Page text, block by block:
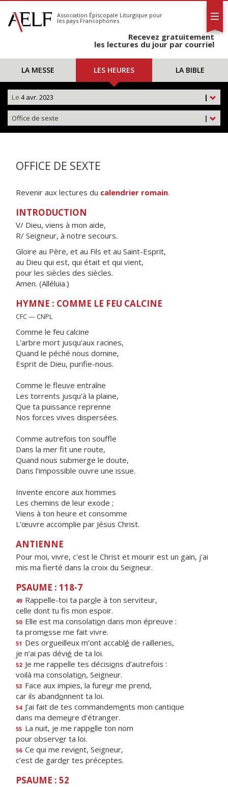
S'abonner
Calendrier
Association Épiscopale Liturgique pour
les pays Francophones
Recevez gratuitement
les lectures du jour par courriel
LA MESSE LES HEURES LA BIBLE
|
Le 4 avr. 2023
|
Office de sexte
OFFICE DE SEXTE
Revenir aux lectures du calendrier romain.
INTRODUCTION
V/ Dieu, viens à mon aide,
R/ Seigneur, à notre secours.
Gloire au Père, et au Fils et au Saint-Esprit,
au Dieu qui est, qui était et qui vient,
pour les siècles des siècles.
Amen. (Alléluia.)
HYMNE : COMME LE FEU CALCINE
CFC — CNPL
Comme le feu calcine
L'arbre mort jusqu'aux racines,
Quand le péché nous domine,
Esprit de Dieu, purifie-nous.
Comme le fleuve entraîne
Les torrents jusqu'à la plaine,
Que ta puissance reprenne
Nos forces vives dispersées.
Comme autrefois ton souffle
Dans la mer fit une route,
Quand nous submerge le doute,
Dans l'impossible ouvre une issue.
Invente encore aux hommes
Les chemins de leur exode ;
Viens à ton heure et consomme
L'œuvre accomplie par Jésus Christ.
ANTIENNE
Pour moi, vivre, c'est le Christ et mourir est un gain, j'ai
mis ma fierté dans la croix du Seigneur.
PSAUME : 118-7
49 Rappelle-toi ta parole à ton serviteur,
celle dont tu fs mon espoir.
50 Elle est ma consolation dans mon épreuve :
ta promesse me fait vivre.
51 Des orgueilleux m’ont accablé de railleries,
je n’ai pas dévié de ta loi.
52 Je me rappelle tes décisions d’autrefois :
voilà ma consolation, Seigneur.
53 Face aux impies, la fureur me prend,
car ils abandonnent ta loi.
54 J’ai fait de tes commandements mon cantique
dans ma demeure d’étranger.
55 La nuit, je me rappelle ton nom
pour observer ta loi.
56 Ce qui me revient, Seigneur,
c’est de garder tes préceptes.
PSAUME : 52